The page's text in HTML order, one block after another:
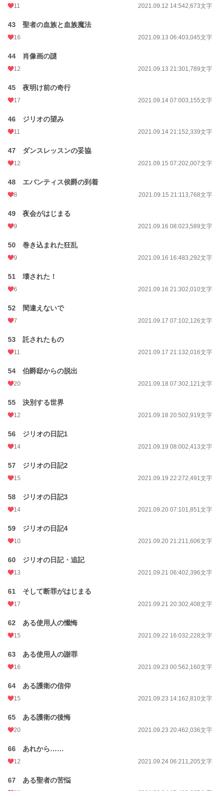
11 2021.09.12 14:542,673文字
43 聖者の血族と血族魔法
16 2021.09.13 06:403,045文字
44 肖像画の謎
12 2021.09.13 21:301,789文字
45 夜明け前の奇行
17 2021.09.14 07:003,155文字
46 ジリオの望み
11 2021.09.14 21:152,339文字
47 ダンスレッスンの妥協
12 2021.09.15 07:202,007文字
48 エバンティス侯爵の到着
8 2021.09.15 21:113,768文字
49 夜会がはじまる
9 2021.09.16 08:023,589文字
50 巻き込まれた狂乱
9 2021.09.16 16:483,292文字
51 壊された！
6 2021.09.16 21:302,010文字
52 間違えないで
7 2021.09.17 07:102,126文字
53 託されたもの
11 2021.09.17 21:132,016文字
54 伯爵邸からの脱出
20 2021.09.18 07:302,121文字
55 決別する世界
12 2021.09.18 20:502,919文字
56 ジリオの日記1
14 2021.09.19 08:002,413文字
57 ジリオの日記2
15 2021.09.19 22:272,491文字
58 ジリオの日記3
14 2021.09.20 07:101,851文字
59 ジリオの日記4
10 2021.09.20 21:211,606文字
60 ジリオの日記・追記
13 2021.09.21 06:402,396文字
61 そして断罪がはじまる
17 2021.09.21 20:302,408文字
62 ある使用人の懺悔
15 2021.09.22 16:032,228文字
63 ある使用人の謝罪
16 2021.09.23 00:562,160文字
64 ある護衛の信仰
15 2021.09.23 14:162,810文字
65 ある護衛の後悔
20 2021.09.23 20:462,036文字
66 あれから……
12 2021.09.24 06:211,205文字
67 ある聖者の苦悩